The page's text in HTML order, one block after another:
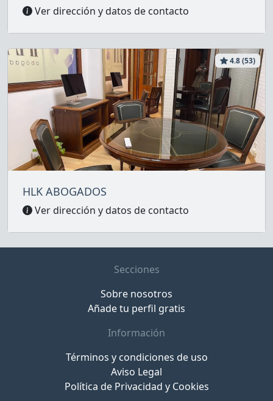
Ver dirección y datos de contacto
4.8 (53)
HLK ABOGADOS
Ver dirección y datos de contacto
Secciones
Sobre nosotros
Añade tu perfil gratis
Información
Términos y condiciones de uso
Aviso Legal
Política de Privacidad y Cookies